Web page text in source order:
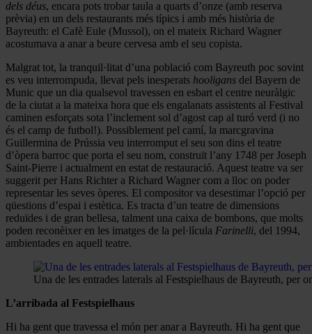
dels déus, encara pots trobar taula a quarts d’onze (amb reserva
prèvia) en un dels restaurants més típics i amb més història de
Bayreuth: el Cafè Eule (Mussol), on el mateix Richard Wagner
acostumava a anar a beure cervesa amb el seu copista.
Malgrat tot, la tranquil·litat d’una població com Bayreuth poc sovint
es veu interrompuda, llevat pels inesperats hooligans del Bayern de
Munic que un dia qualsevol travessen en esbart el centre neuràlgic
de la ciutat a la mateixa hora que els engalanats assistents al Festival
caminen esforçats sota l’inclement sol d’agost cap al turó verd (i no
és el camp de futbol!). Possiblement pel camí, la marcgravina
Guillermina de Prússia veu interromput el seu son dins el teatre
d’òpera barroc que porta el seu nom, construït l’any 1748 per Joseph
Saint-Pierre i actualment en estat de restauració. Aquest teatre va ser
suggerit per Hans Richter a Richard Wagner com a lloc on poder
representar les seves òperes. El compositor va desestimar l’opció per
qüestions d’espai i estètica. Es tracta d’un teatre de dimensions
reduïdes i de gran bellesa, talment una caixa de bombons, que molts
poden reconèixer en les imatges de la pel·lícula Farinelli, del 1994,
ambientades en aquell teatre.
Una de les entrades laterals al Festspielhaus de Bayreuth, per
L’arribada al Festspielhaus
Hi ha gent que travessa el món per anar a Bayreuth. Hi ha gent que